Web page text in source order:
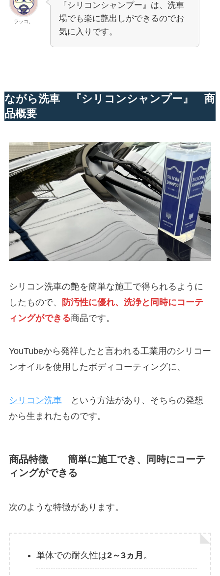
ラッコ。
『シリコンシャンプー』は、洗車
場でも楽に艶出しができるのでお
気に入りです。
ながら洗車 『シリコンシャンプー』 商
品概要
シリコン洗車の艶を簡単な施工で得られるように
したもので、
防汚性に優れ、洗浄と同時にコーテ
ィングができる商品です。
YouTubeから発祥したと言われる工業用のシリコー
ンオイルを使用したボディコーティングに、
シリコン洗車という方法があり、そちらの発想
から生まれたものです。
商品特徴 簡単に施工でき、同時にコーテ
ィングができる
次のような特徴があります。
単体での耐久性は2～3ヵ月 。